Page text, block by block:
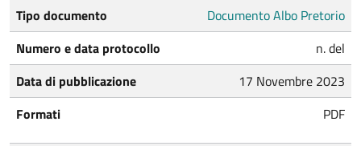
Tipo documento
Documento Albo Pretorio
Numero e data protocollo
n. del
Data di pubblicazione
17 Novembre 2023
Formati
PDF